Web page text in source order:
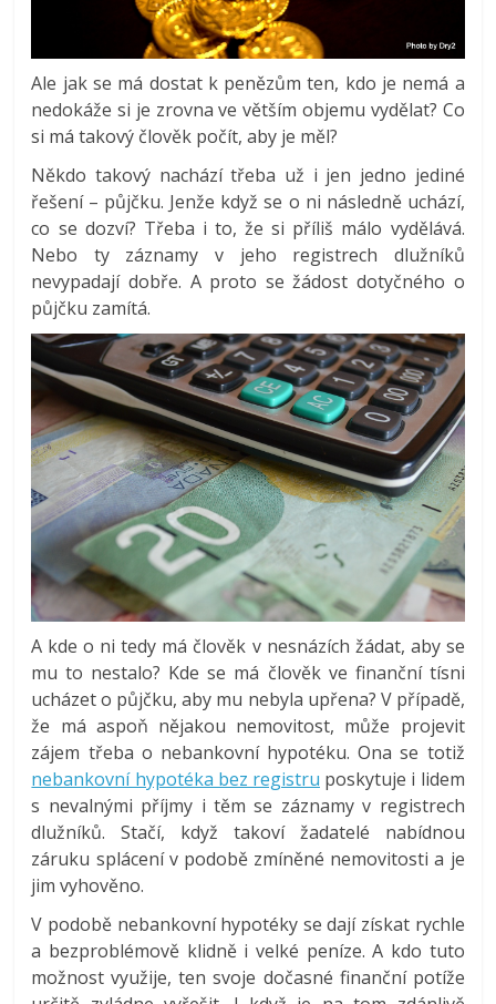
Ale jak se má dostat k penězům ten, kdo je nemá a
nedokáže si je zrovna ve větším objemu vydělat? Co
si má takový člověk počít, aby je měl?
Někdo takový nachází třeba už i jen jedno jediné
řešení – půjčku. Jenže když se o ni následně uchází,
co se dozví? Třeba i to, že si příliš málo vydělává.
Nebo ty záznamy v jeho registrech dlužníků
nevypadají dobře. A proto se žádost dotyčného o
půjčku zamítá.
A kde o ni tedy má člověk v nesnázích žádat, aby se
mu to nestalo? Kde se má člověk ve finanční tísni
ucházet o půjčku, aby mu nebyla upřena? V případě,
že má aspoň nějakou nemovitost, může projevit
zájem třeba o nebankovní hypotéku. Ona se totiž
nebankovní hypotéka bez registru poskytuje i lidem
s nevalnými příjmy i těm se záznamy v registrech
dlužníků. Stačí, když takoví žadatelé nabídnou
záruku splácení v podobě zmíněné nemovitosti a je
jim vyhověno.
V podobě nebankovní hypotéky se dají získat rychle
a bezproblémově klidně i velké peníze. A kdo tuto
možnost využije, ten svoje dočasné finanční potíže